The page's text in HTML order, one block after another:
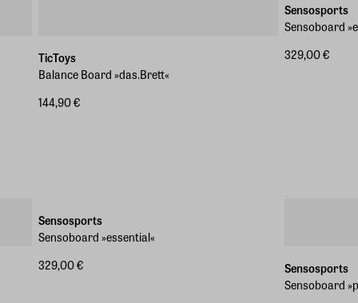
TicToys
Balance Board »das.Brett«
144,90 €
Sensosports
Sensoboard
329,00 €
Sensosports
Sensoboard »essential«
329,00 €
Sensosports
Sensoboard